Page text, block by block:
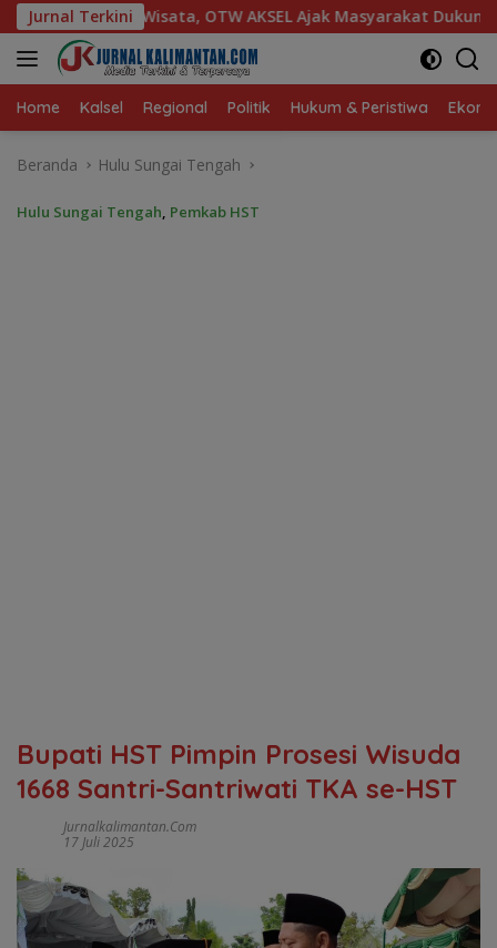
Langsung
ke
konten
Jurnal Terkini
AKSEL Ajak Masyarakat Dukung Produk Lokal Tabalong
Home Kalsel Regional Politik Hukum & Peristiwa
Beranda Hulu Sungai Tengah
Hulu Sungai Tengah, Pemkab HST
Bupati HST Pimpin Prosesi Wisuda
1668 Santri-Santriwati TKA se-HST
Jurnalkalimantan.com
17 Juli 2025